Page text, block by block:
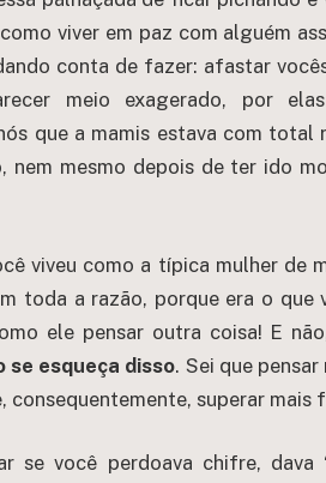
viver em paz com alguém
conta de fazer: afastar
meio exagerado, por
que a mamis estava com total
nem mesmo depois de ter ido
viveu como a típica mulher de
toda a razão, porque era o que
ele pensar outra coisa! E
se esqueça disso. Sei que pensar
consequentemente, superar mais
se você perdoava chifre, dava